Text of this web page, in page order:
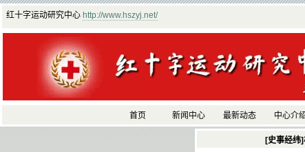
红十字运动研究中心 http://www.hszyj.net/
首页 新闻中心 最新动态 中心介
[史事经纬]